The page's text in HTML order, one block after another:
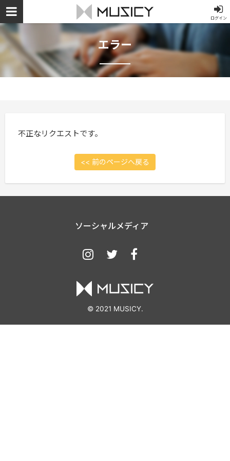
ログイン
エラー
不正なリクエストです。
<< 前のページへ戻る
ソーシャルメディア
© 2021 MUSICY.